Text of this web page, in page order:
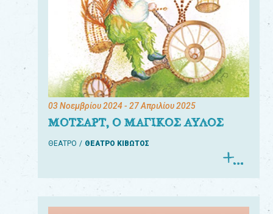
03 Νοεμβρίου 2024- 27 Απριλίου 2025
ΜΟΤΣΑΡΤ, Ο ΜΑΓΙΚΟΣ ΑΥΛΟΣ
ΘΕΑΤΡΟ ΘΕΑΤΡΟ ΚΙΒΩΤΟΣ